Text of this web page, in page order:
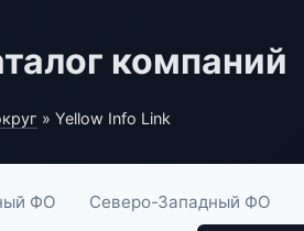
компаний
» Yellow Info Link
ФО Северо-Западный ФО